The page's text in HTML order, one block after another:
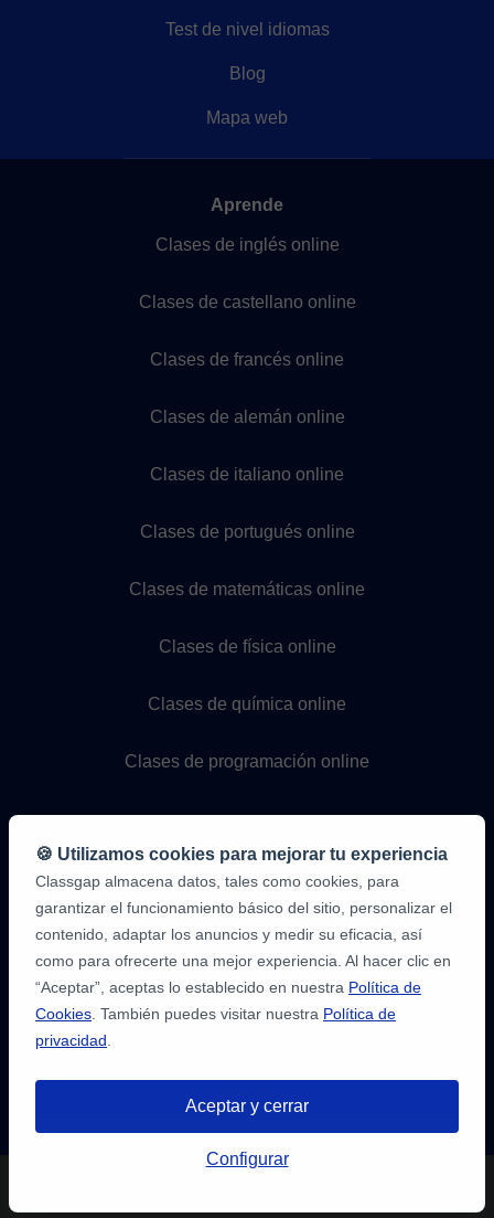
min. para encontrar profesor.
Test de nivel idiomas
Blog
Mapa web
Aprende
Clases de inglés online
Clases de castellano online
Clases de francés online
Clases de alemán online
Clases de italiano online
Clases de portugués online
Clases de matemáticas online
Clases de física online
Clases de química online
Clases de programación online
9,6/10
1.339.284
opiniones
verificadas.com
🍪 Utilizamos cookies para mejorar tu experiencia
Classgap almacena datos, tales como cookies, para
garantizar el funcionamiento básico del sitio, personalizar el
contenido, adaptar los anuncios y medir su eficacia, así
como para ofrecerte una mejor experiencia. Al hacer clic en
“Aceptar”, aceptas lo establecido en nuestra Política de
Cookies . También puedes visitar nuestra Política de
privacidad
Aceptar y cerrar
Configurar